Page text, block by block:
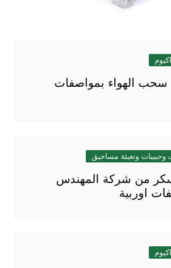
سحب الهواء بمواصفات
وحبيبات وتعبئة مساحيق
سكر من شركة المهندس
اوربية